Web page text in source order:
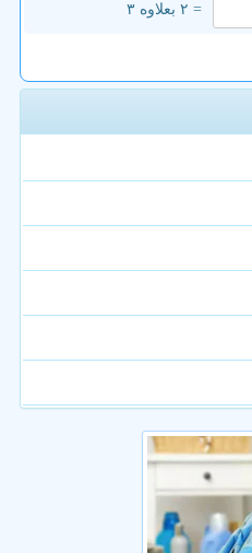
= ۲ بعلاوه ۳